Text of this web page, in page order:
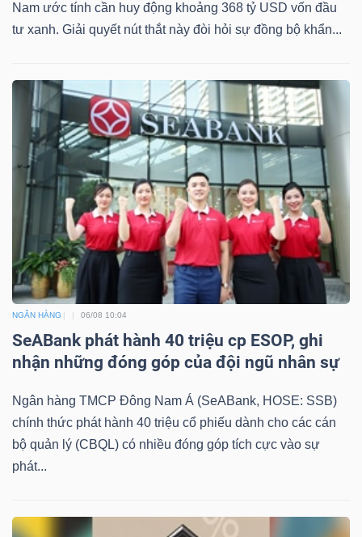
Nam ước tính cần huy động khoảng 368 tỷ USD vốn đầu
tư xanh. Giải quyết nút thắt này đòi hỏi sự đồng bộ khẩn...
NGÂN HÀNG 06/08 10:04
SeABank phát hành 40 triệu cp ESOP, ghi
nhận những đóng góp của đội ngũ nhân sự
Ngân hàng TMCP Đông Nam Á (SeABank, HOSE: SSB)
chính thức phát hành 40 triệu cổ phiếu dành cho các cán
bộ quản lý (CBQL) có nhiều đóng góp tích cực vào sự
phát...